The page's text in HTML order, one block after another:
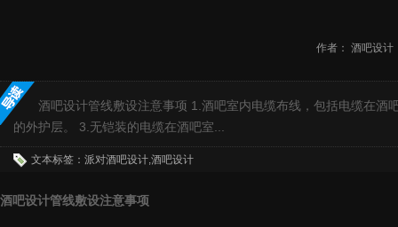
作者： 酒吧设计
酒吧设计管线敷设注意事项 1.酒吧室内电缆布线，包括电缆在
的外护层。 3.无铠装的电缆在酒吧室...
文本标签：派对酒吧设计,酒吧设计
酒吧设计管线敷设注意事项